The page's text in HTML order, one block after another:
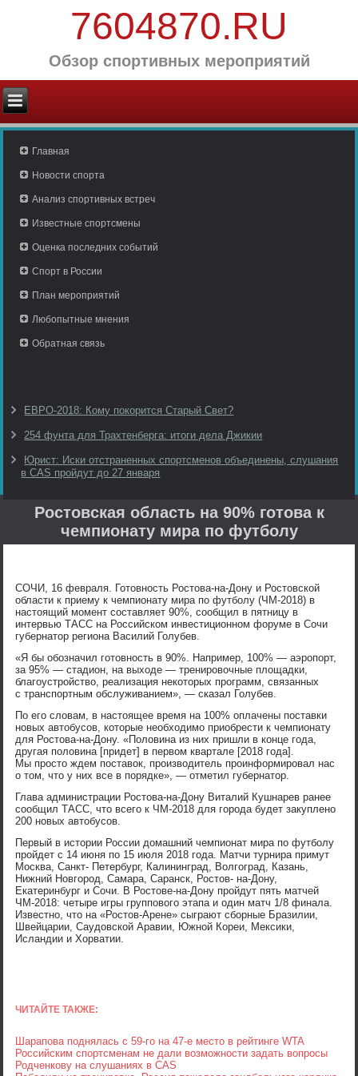
7604870.RU
Обзор спортивных мероприятий
Главная
Новости спорта
Анализ спортивных встреч
Известные спортсмены
Оценка последних событий
Спорт в России
План мероприятий
Любопытные мнения
Обратная связь
ЕВРО-2018: Кому покорится Старый Свет?
254 фунта для Трахтенберга: итоги дела Джикии
Юрист: Иски отстраненных спортсменов объединены, слушания
в CAS пройдут до 27 января
Ростовская область на 90% готова к
чемпионату мира по футболу
СОЧИ, 16 февраля. Готовность Ростова-на-Дону и Ростовской
области к приему к чемпионату мира по футболу (ЧМ-2018) в
настоящий момент составляет 90%, сообщил в пятницу в
интервью ТАСС на Российском инвестиционном форуме в Сочи
губернатор региона Василий Голубев.
«Я бы обозначил готовность в 90%. Например, 100% — аэропорт,
за 95% — стадион, на выходе — тренировочные площадки,
благоустройство, реализация некоторых программ, связанных
с транспортным обслуживанием», — сказал Голубев.
По его словам, в настоящее время на 100% оплачены поставки
новых автобусов, которые необходимо приобрести к чемпионату
для Ростова-на-Дону. «Половина из них пришли в конце года,
другая половина [придет] в первом квартале [2018 года].
Мы просто ждем поставок, производитель проинформировал нас
о том, что у них все в порядке», — отметил губернатор.
Глава администрации Ростова-на-Дону Виталий Кушнарев ранее
сообщил ТАСС, что всего к ЧМ-2018 для города будет закуплено
200 новых автобусов.
Первый в истории России домашний чемпионат мира по футболу
пройдет с 14 июня по 15 июля 2018 года. Матчи турнира примут
Москва, Санкт- Петербург, Калининград, Волгоград, Казань,
Нижний Новгород, Самара, Саранск, Ростов- на-Дону,
Екатеринбург и Сочи. В Ростове-на-Дону пройдут пять матчей
ЧМ-2018: четыре игры группового этапа и один матч 1/8 финала.
Известно, что на «Ростов-Арене» сыграют сборные Бразилии,
Швейцарии, Саудовской Аравии, Южной Кореи, Мексики,
Исландии и Хорватии.
ЧИТАЙТЕ ТАКЖЕ:
Шарапова поднялась с 59-го на 47-е место в рейтинге WTA
Российским спортсменам не дали возможности задать вопросы
Родченкову на слушаниях в CAS